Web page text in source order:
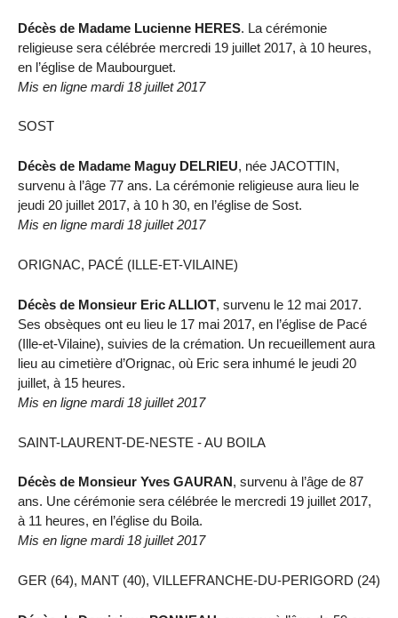
Décès de Madame Lucienne HERES. La cérémonie
religieuse sera célébrée mercredi 19 juillet 2017, à 10 heures,
en l’église de Maubourguet.
Mis en ligne mardi 18 juillet 2017
SOST
Décès de Madame Maguy DELRIEU, née JACOTTIN,
survenu à l’âge 77 ans. La cérémonie religieuse aura lieu le
jeudi 20 juillet 2017, à 10 h 30, en l’église de Sost.
Mis en ligne mardi 18 juillet 2017
ORIGNAC, PACÉ (ILLE-ET-VILAINE)
Décès de Monsieur Eric ALLIOT, survenu le 12 mai 2017.
Ses obsèques ont eu lieu le 17 mai 2017, en l’église de Pacé
(Ille-et-Vilaine), suivies de la crémation. Un recueillement aura
lieu au cimetière d’Orignac, où Eric sera inhumé le jeudi 20
juillet, à 15 heures.
Mis en ligne mardi 18 juillet 2017
SAINT-LAURENT-DE-NESTE - AU BOILA
Décès de Monsieur Yves GAURAN, survenu à l’âge de 87
ans. Une cérémonie sera célébrée le mercredi 19 juillet 2017,
à 11 heures, en l’église du Boila.
Mis en ligne mardi 18 juillet 2017
GER (64), MANT (40), VILLEFRANCHE-DU-PERIGORD (24)